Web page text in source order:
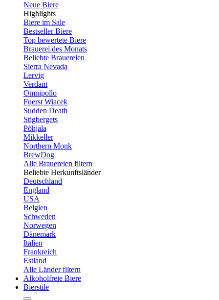
Neue Biere
Highlights
Biere im Sale
Bestseller Biere
Top bewertete Biere
Brauerei des Monats
Beliebte Brauereien
Sierra Nevada
Lervig
Verdant
Omnipollo
Fuerst Wiacek
Sudden Death
Stigbergets
Põhjala
Mikkeller
Northern Monk
BrewDog
Alle Brauereien filtern
Beliebte Herkunftsländer
Deutschland
England
USA
Belgien
Schweden
Norwegen
Dänemark
Italien
Frankreich
Estland
Alle Länder filtern
Alkoholfreie Biere
Bierstile